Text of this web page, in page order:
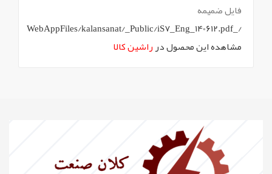
فایل ضمیمه
/_WebAppFiles/kalansanat/_Public/iS7_Eng_140612.pdf
مشاهده این محصول درراشین کالا